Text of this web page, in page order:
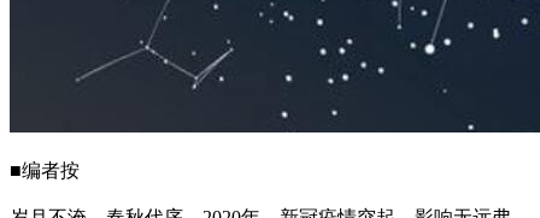
■编者按